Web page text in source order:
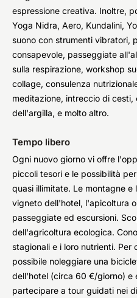
espressione creativa. Inoltre,
Yoga Nidra, Aero, Kundalini,
suono con strumenti vibratori,
consapevole, passeggiate
sulla respirazione, workshop
collage, consulenza
meditazione, intreccio di cesti,
dell'argilla, e molto altro.
Tempo libero
Ogni nuovo giorno vi offre
piccoli tesori e le possibilità
quasi illimitate. Le montagne
vigneto dell'hotel, l'apicoltura
passeggiate ed escursioni.
dell'agricoltura ecologica.
stagionali e i loro nutrienti.
possibile noleggiare una
dell'hotel (circa 60 €/giorno) e
partecipare a tour guidati nei